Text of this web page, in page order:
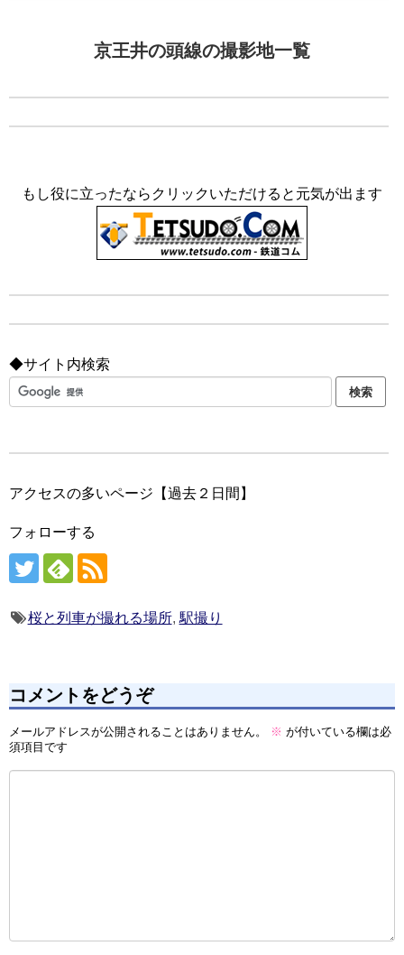
京王井の頭線の撮影地一覧
もし役に立ったならクリックいただけると元気が出ます
◆サイト内検索
アクセスの多いページ【過去２日間】
フォローする
桜と列車が撮れる場所, 駅撮り
コメントをどうぞ
メールアドレスが公開されることはありません。 ※ が付いている欄は必
須項目です